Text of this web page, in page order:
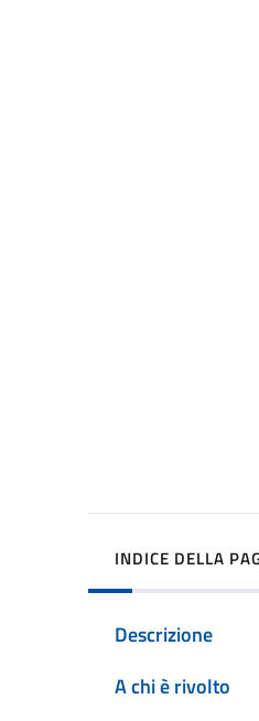
INDICE DELLA
Descrizione
A chi è rivolto